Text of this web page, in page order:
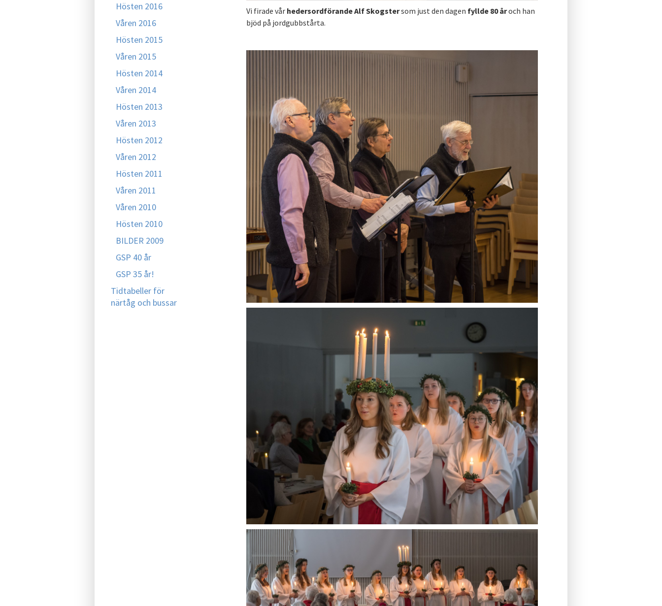
Hösten 2016
Våren 2016
Hösten 2015
Våren 2015
Hösten 2014
Våren 2014
Hösten 2013
Våren 2013
Hösten 2012
Våren 2012
Hösten 2011
Våren 2011
Våren 2010
Hösten 2010
BILDER 2009
GSP 40 år
GSP 35 år!
Tidtabeller för
närtåg och bussar
Vi firade vår hedersordförande Alf Skogstersom just den dagen fyllde 80 åroch han
bjöd på jordgubbstårta.